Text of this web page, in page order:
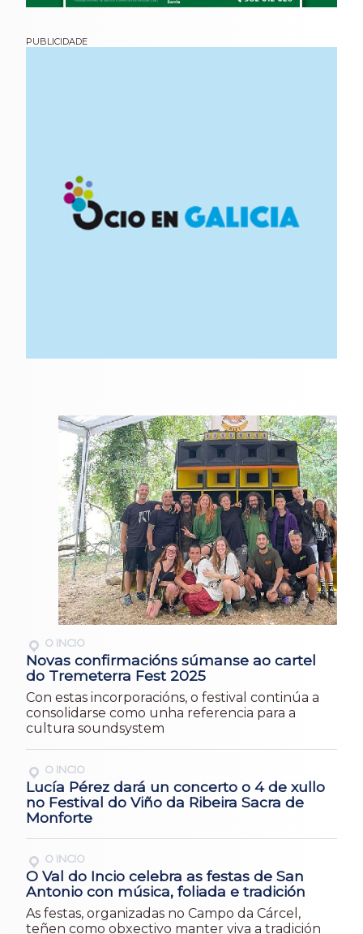
O INCIO
Novas confirmacións súmanse ao cartel
do Tremeterra Fest 2025
Con estas incorporacións, o festival continúa a
consolidarse como unha referencia para a
cultura soundsystem
O INCIO
Lucía Pérez dará un concerto o 4 de xullo
no Festival do Viño da Ribeira Sacra de
Monforte
O INCIO
O Val do Incio celebra as festas de San
Antonio con música, foliada e tradición
As festas, organizadas no Campo da Cárcel,
teñen como obxectivo manter viva a tradición